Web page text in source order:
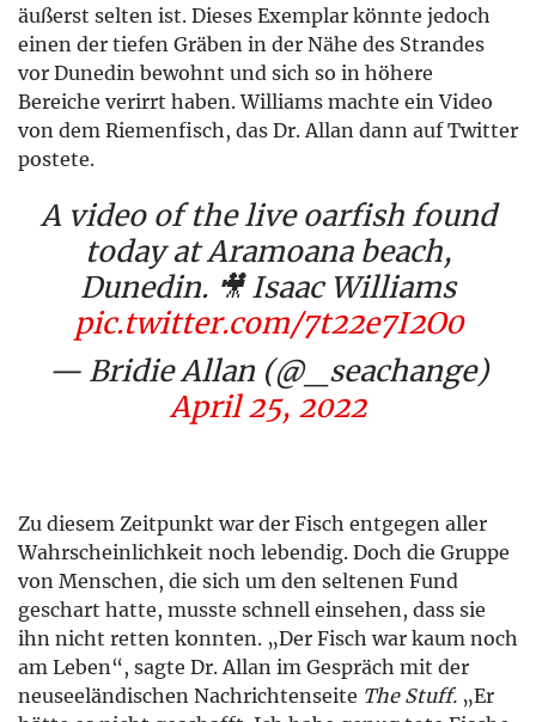
äußerst selten ist. Dieses Exemplar könnte jedoch
einen der tiefen Gräben in der Nähe des Strandes
vor Dunedin bewohnt und sich so in höhere
Bereiche verirrt haben. Williams machte ein Video
von dem Riemenfisch, das Dr. Allan dann auf Twitter
postete.
A video of the live oarfish found
today at Aramoana beach,
Dunedin. 🎥 Isaac Williams
pic.twitter.com/7t22e7I2O0
— Bridie Allan (@_seachange)
April 25, 2022
Zu diesem Zeitpunkt war der Fisch entgegen aller
Wahrscheinlichkeit noch lebendig. Doch die Gruppe
von Menschen, die sich um den seltenen Fund
geschart hatte, musste schnell einsehen, dass sie
ihn nicht retten konnten. „Der Fisch war kaum noch
am Leben“, sagte Dr. Allan im Gespräch mit der
neuseeländischen Nachrichtenseite The Stuff. „Er